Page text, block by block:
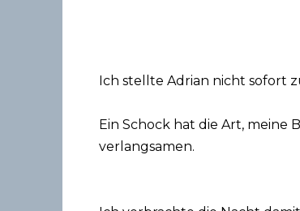
Ich stellte Adrian nicht sofort
Ein Schock hat die Art,
verlangsamen.